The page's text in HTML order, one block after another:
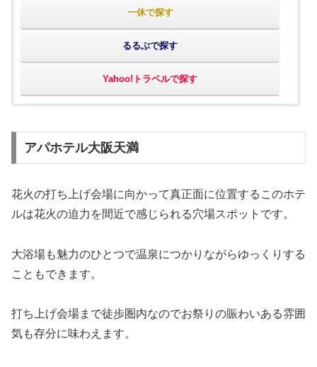
一休で探す
るるぶで探す
Yahoo!トラベルで探す
アパホテル大阪天満
花火の打ち上げ会場に向かって真正面に位置するこのホテ
ルは花火の迫力を間近で感じられる穴場スポットです。
大浴場も魅力のひとつで温泉につかりながらゆっくりする
こともできます。
打ち上げ会場まで徒歩圏内なのでお祭りの賑わいある雰囲
気も存分に味わえます。